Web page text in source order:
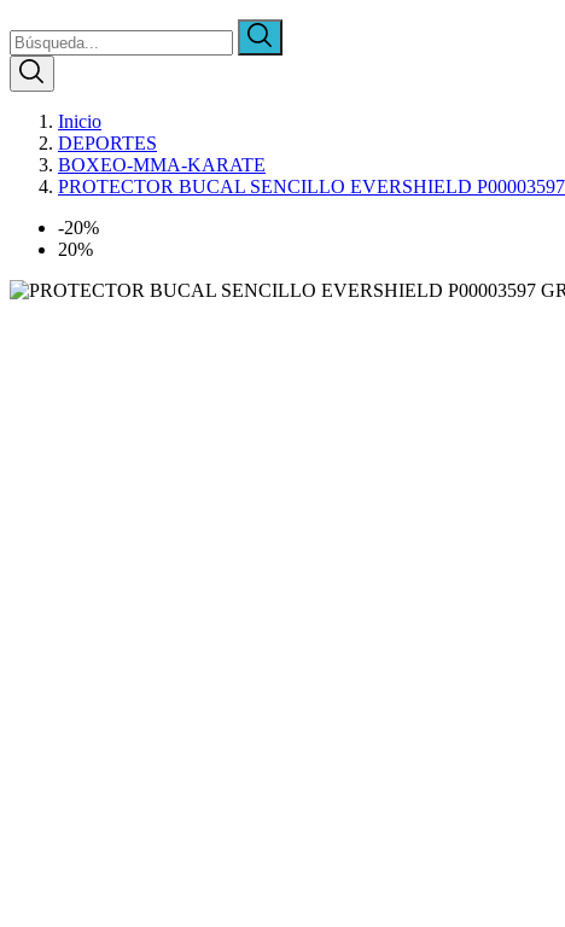
Inicio
DEPORTES
BOXEO-MMA-KARATE
PROTECTOR BUCAL SENCILLO EVERSHIELD
-20%
20%